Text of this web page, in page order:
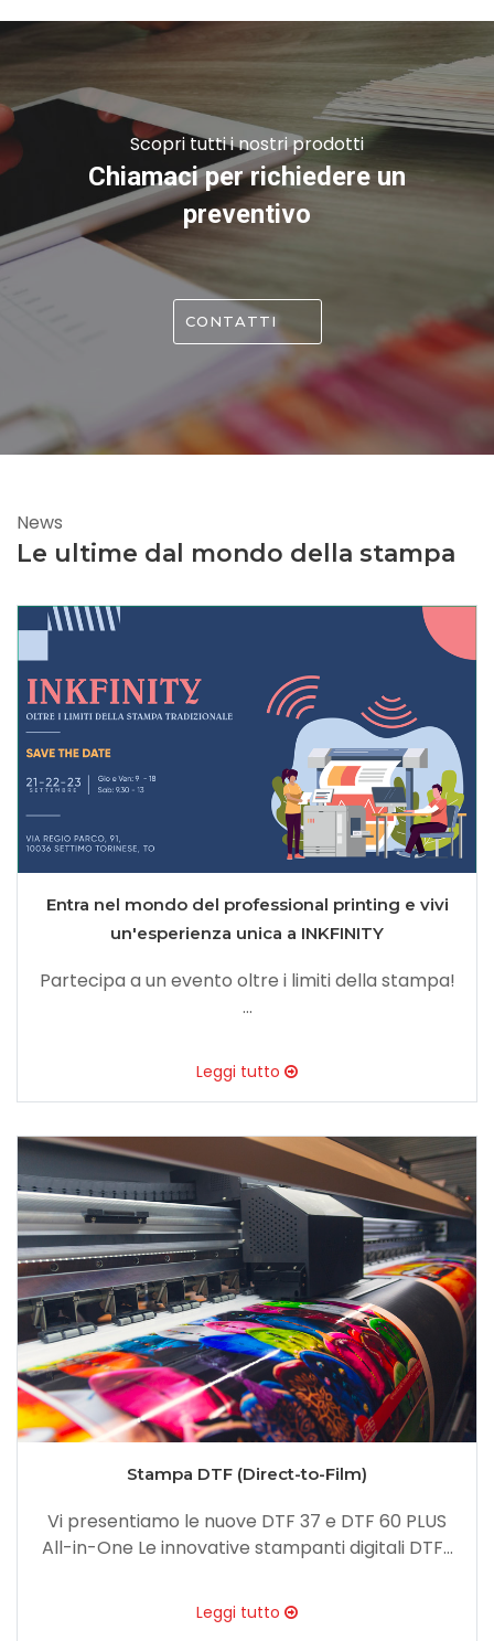
Scopri tutti i nostri prodotti
Chiamaci per richiedere un
preventivo
CONTATTI
News
Le ultime dal mondo della stampa
Entra nel mondo del professional printing e vivi
un'esperienza unica a INKFINITY
Partecipa a un evento oltre i limiti della stampa!
...
Leggi tutto
Stampa DTF (Direct-to-Film)
Vi presentiamo le nuove DTF 37 e DTF 60 PLUS
All-in-One Le innovative stampanti digitali DTF...
Leggi tutto